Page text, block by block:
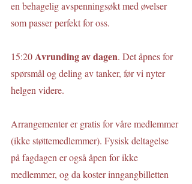
en behagelig avspenningsøkt med øvelser
som passer perfekt for oss.
15:20 Avrunding av dagen. Det åpnes for
spørsmål og deling av tanker, før vi nyter
helgen videre.
Arrangementer er gratis for våre medlemmer
(ikke støttemedlemmer). Fysisk deltagelse
på fagdagen er også åpen for ikke
medlemmer, og da koster inngangbilletten